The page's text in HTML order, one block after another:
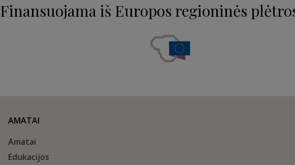
Finansuojama iš Europos regioninės
AMATAI
Amatai
Edukacijos